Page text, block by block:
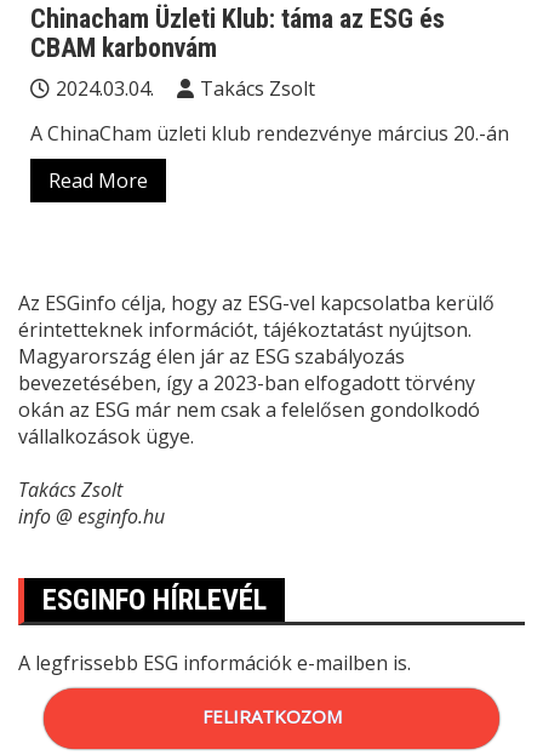
Chinacham Üzleti Klub: táma az ESG és
CBAM karbonvám
2024.03.04.
Takács Zsolt
A ChinaCham üzleti klub rendezvénye március 20.-án
Read More
Az ESGinfo célja, hogy az ESG-vel kapcsolatba kerülő
érintetteknek információt, tájékoztatást nyújtson.
Magyarország élen jár az ESG szabályozás
bevezetésében, így a 2023-ban elfogadott törvény
okán az ESG már nem csak a felelősen gondolkodó
vállalkozások ügye.
Takács Zsolt
info @ esginfo.hu
ESGINFO HÍRLEVÉL
A legfrissebb ESG információk e-mailben is.
FELIRATKOZOM